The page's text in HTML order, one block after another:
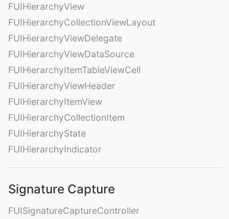
FUIHierarchyView
FUIHierarchyCollectionViewLayout
FUIHierarchyViewDelegate
FUIHierarchyViewDataSource
FUIHierarchyItemTableViewCell
FUIHierarchyViewHeader
FUIHierarchyItemView
FUIHierarchyCollectionItem
FUIHierarchyState
FUIHierarchyIndicator
Signature Capture
FUISignatureCaptureController